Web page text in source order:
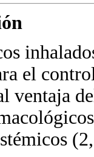
el
ventaja